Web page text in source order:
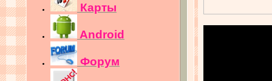
Карты
Android
Форум